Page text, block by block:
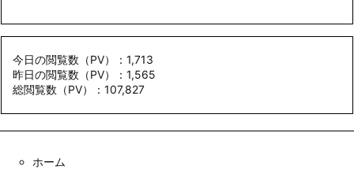
今日の閲覧数（PV）：1,713
昨日の閲覧数（PV）：1,565
総閲覧数（PV）：107,827
ホーム